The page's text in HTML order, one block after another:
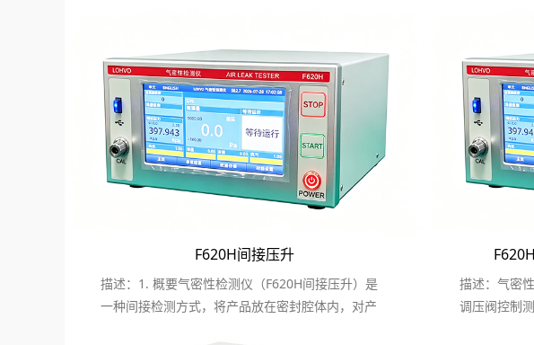
F620H间接压升
描述：1. 概要气密性检测仪（F620H间接压升）是
一种间接检测方式，将产品放在密封腔体内，对产
描述：气密
调压阀控制
家电音响
适用于保湿盖密封性检测，音箱气密性测试
测，气密性检测设备等，根据不同的需求，